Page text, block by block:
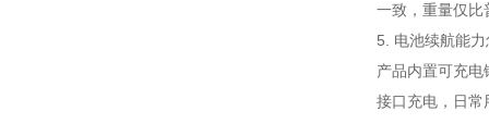
一致，重量仅比
5. 电池续航能
产品内置可充
接口充电，日常